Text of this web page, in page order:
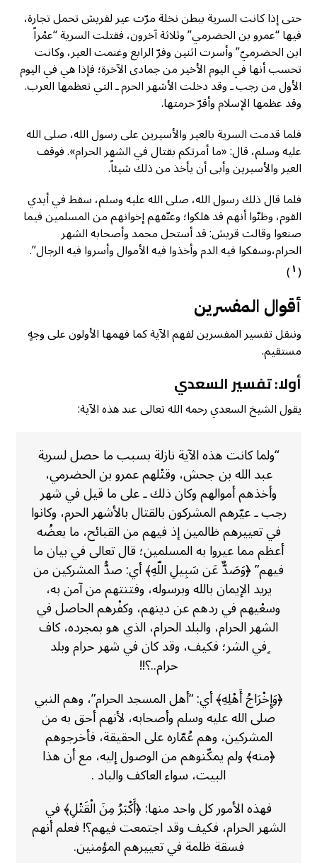
حتى إذا كانت السرية ببطن نخلة مرّت عير لقريش تحمل تجارة،
فيها “عمرو بن الحضرمي” وثلاثة آخرون، فقتلت السرية “عمْراً
ابن الحضرميّ” وأسرت اثنين وفرّ الرابع وغنمت العير، وكانت
تحسب أنها في اليوم الأخير من جمادى الآخرة؛ فإذا هي في اليوم
الأول من رجب ـ وقد دخلت الأشهر الحرم ـ التي تعظمها العرب.
وقد عظمها الإسلام وأقرّ حرمتها.
فلما قدمت السرية بالعير والأسيرين على رسول الله، صلى الله
عليه وسلم، قال: «ما أمرتكم بقتال في الشهر الحرام». فوقف
العير والأسيرين وأبى أن يأخذ من ذلك شيئاً.
فلما قال ذلك رسول الله، صلى الله عليه وسلم، سقط في أيدي
القوم، وظنّوا أنهم قد هلكوا؛ وعنّفهم إخوانهم من المسلمين فيما
صنعوا وقالت قريش: قد أستحل محمد وأصحابه الشهر
الحرام،وسفكوا فيه الدم وأخذوا فيه الأموال وأسروا فيه الرجال”.
(١)
أقوال المفسرين
وننقل تفسير المفسرين لفهم الآية كما فهمها الأولون على وجهٍ
مستقيم.
أولا: تفسير السعدي
يقول الشيخ السعدي رحمه الله تعالى عند هذه الآية:
“ولما كانت هذه الآية نازلة بسبب ما حصل لسرية
عبد الله بن جحش، وقتْلهم عمرو بن الحضرمي،
وأخذهم أموالهم وكان ذلك ـ على ما قيل في شهر
رجب ـ عيّرهم المشركون بالقتال بالأشهر الحرم، وكانوا
في تعييرهم ظالمين إذ فيهم من القبائح، ما بعضُه
أعظم مما عيروا به المسلمين؛ قال تعالى في بيان ما
فيهم” ﴿وَصَدٌّ عَن سَبِيلِ اللّهِ﴾ أي: صدُّ المشركين من
يريد الإيمان بالله وبرسوله، وفتنتهم من آمن به،
وسعْيهم في ردهم عن دينهم، وكفْرهم الحاصل في
الشهر الحرام، والبلد الحرام، الذي هو بمجرده، كاف
ٍفي الشر؛ فكيف، وقد كان في شهر حرام وبلد
حرام..؟!!
﴿وَإِخْرَاجُ أَهْلِهِ﴾ أي: “أهل المسجد الحرام”، وهم النبي
صلى الله عليه وسلم وأصحابه، لأنهم أحق به من
المشركين، وهم عُمّاره على الحقيقة، فأخرجوهم
﴿منه﴾ ولم يمكّنوهم من الوصول إليه، مع أن هذا
البيت، سواء العاكف والباد .
فهذه الأمور كل واحد منها: ﴿أَكْبَرُ مِنَ الْقَتْلِ﴾ في
الشهر الحرام، فكيف وقد اجتمعت فيهم؟! فعلم أنهم
فسقة ظلمة في تعييرهم المؤمنين.